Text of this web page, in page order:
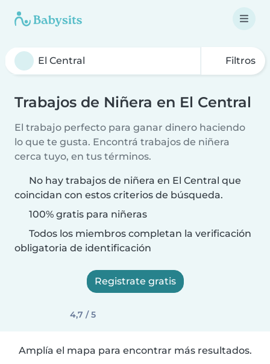
Filtros
Trabajos de Niñera en El Central
El trabajo perfecto para ganar dinero haciendo
lo que te gusta. Encontrá trabajos de niñera
cerca tuyo, en tus términos.
No hay trabajos de niñera en El Central que
coincidan con estos criterios de búsqueda.
100% gratis para niñeras
Todos los miembros completan la verificación
obligatoria de identificación
Registrate gratis
4,7 / 5
Amplía el mapa para encontrar más resultados.